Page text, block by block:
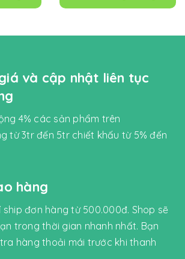
và cập nhật liên tục
4% các sản phẩm trên
từ 3tr đến 5tr chiết khấu từ 5% đến
hàng
đơn hàng từ 500.000đ. Shop sẽ
trong thời gian nhanh nhất. Bạn
hàng thoải mái trước khi thanh